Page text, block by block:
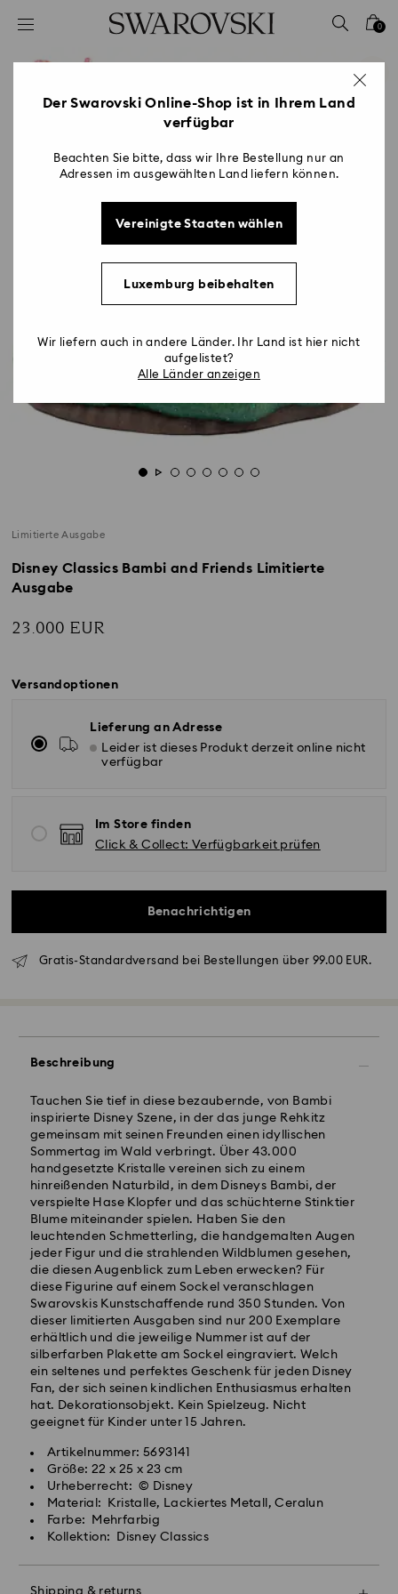
Liste Tastaturkürzel
2 - Footer
0
Limitierte Ausgabe
Disney Classics Bambi and Friends Limitierte
Ausgabe
23.000 EUR
Versandoptionen
Lieferung an Adresse
Leider ist dieses Produkt derzeit online nicht
verfügbar
Im Store finden
Click & Collect: Verfügbarkeit prüfen
Benachrichtigen
Gratis-Standardversand bei Bestellungen über 99.00 EUR.
Beschreibung
Tauchen Sie tief in diese bezaubernde, von Bambi
inspirierte Disney Szene, in der das junge Rehkitz
gemeinsam mit seinen Freunden einen idyllischen
Sommertag im Wald verbringt. Über 43.000
handgesetzte Kristalle vereinen sich zu einem
hinreißenden Naturbild, in dem Disneys Bambi, der
verspielte Hase Klopfer und das schüchterne Stinktier
Blume miteinander spielen. Haben Sie den
leuchtenden Schmetterling, die handgemalten Augen
jeder Figur und die strahlenden Wildblumen gesehen,
die diesen Augenblick zum Leben erwecken? Für
diese Figurine auf einem Sockel veranschlagen
Swarovskis Kunstschaffende rund 350 Stunden. Von
dieser limitierten Ausgaben sind nur 200 Exemplare
erhältlich und die jeweilige Nummer ist auf der
silberfarben Plakette am Sockel eingraviert. Welch
ein seltenes und perfektes Geschenk für jeden Disney
Fan, der sich seinen kindlichen Enthusiasmus erhalten
hat. Dekorationsobjekt. Kein Spielzeug. Nicht
geeignet für Kinder unter 15 Jahren.
Artikelnummer: 5693141
Größe: 22 x 25 x 23 cm
Urheberrecht: © Disney
Material: Kristalle, Lackiertes Metall, Ceralun
Farbe: Mehrfarbig
Kollektion: Disney Classics
Shipping & returns
Standardversand - GLS
Bestellungen, die montags bis freitags bis spätestens
10:00 Uhr MEZ eingehen, werden am gleichen
Werktag bearbeitet und versendet.
Lieferzeit bei Standardversand: 2 Werktag nach
Bearbeitung und Versand
Standard Versandkosten: EUR 6.95
Kostenloser Standardversand bei einem Einkauf über:
EUR 99
Expressversand - FedEx
Bestellungen, die montags bis freitags bis spätestens
14:30 Uhr MEZ eingehen, werden am gleichen
Werktag bearbeitet und versendet.
Bearbeitung und Versand
Express Versandkosten: EUR 17.50
Postfächer, APO- und FPO-Adressen können nicht
beliefert werden. Bis zum Eingang der
Swarovski.
Swarovski Kristall ist ein empfindliches Material, das
besondere Achtsamkeit erfordert und gemäß den
folgenden Pflegehinweisen zu behandeln ist. Um Ihr
Sie bitte Folgendes:
Schmuck & Uhren:
Bewahren Sie Ihren Schmuck in der
Originalverpackung oder einem weichen Samtbeutel
auf, um Kratzer zu vermeiden.
erhält den ursprünglichen Glanz.
Bitte legen Sie Ihr Schmuckstück vor dem
Der Swarovski Online-Shop ist in Ihrem Land
verfügbar
Beachten Sie bitte, dass wir Ihre Bestellung nur an
Adressen im ausgewählten Land liefern können.
Vereinigte Staaten wählen
Luxemburg beibehalten
Wir liefern auch in andere Länder. Ihr Land ist hier nicht
aufgelistet?
Alle Länder anzeigen